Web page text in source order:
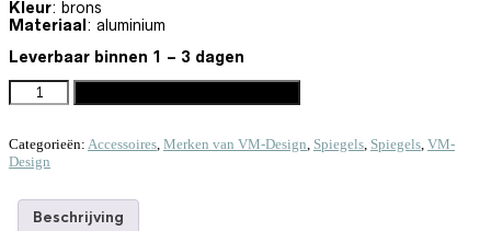
Kleur: brons
Materiaal : aluminium
Leverbaar binnen 1 – 3 dagen
SPIEGEL ROND 40 BRONS AANTAL
Categorieën: Accessoires, Merken van VM-Design, Spiegels, Spiegels, VM-
Design
Beschrijving